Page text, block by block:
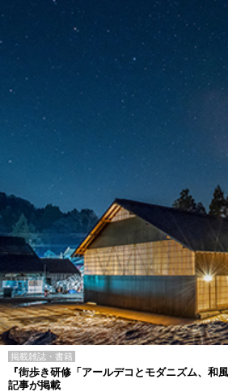
掲載雑誌・書籍
『街歩き研修「アールデコとモダニズム、和
記事が掲載